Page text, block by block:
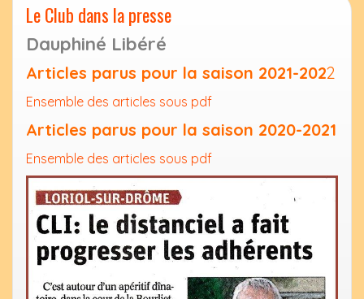
Le Club dans la presse
Dauphiné Libéré
Articles parus pour la saison 2021-2022
Ensemble des articles sous pdf
Articles parus pour la saison 2020-2021
Ensemble des articles sous pdf